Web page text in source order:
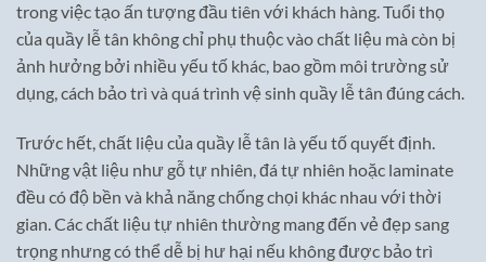
trong việc tạo ấn tượng đầu tiên với khách hàng. Tuổi thọ
của quầy lễ tân không chỉ phụ thuộc vào chất liệu mà còn bị
ảnh hưởng bởi nhiều yếu tố khác, bao gồm môi trường sử
dụng, cách bảo trì và quá trình vệ sinh quầy lễ tân đúng cách.
Trước hết, chất liệu của quầy lễ tân là yếu tố quyết định.
Những vật liệu như gỗ tự nhiên, đá tự nhiên hoặc laminate
đều có độ bền và khả năng chống chọi khác nhau với thời
gian. Các chất liệu tự nhiên thường mang đến vẻ đẹp sang
trọng nhưng có thể dễ bị hư hại nếu không được bảo trì